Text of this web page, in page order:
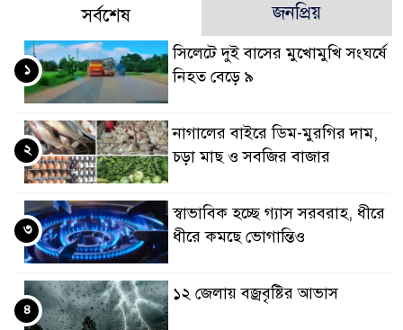
সর্বশেষ জনপ্রিয়
সিলেটে দুই বাসের মুখোমুখি সংঘর্ষে
নিহত বেড়ে ৯
১
নাগালের বাইরে ডিম-মুরগির দাম,
চড়া মাছ ও সবজির বাজার
২
স্বাভাবিক হচ্ছে গ্যাস সরবরাহ, ধীরে
ধীরে কমছে ভোগান্তিও
৩
১২ জেলায় বজ্রবৃষ্টির আভাস
৪